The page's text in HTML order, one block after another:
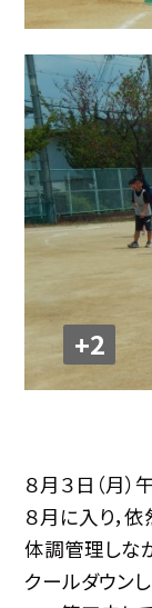
+2
８月３日（月）
８月に入り，
体調管理しな
クールダウン